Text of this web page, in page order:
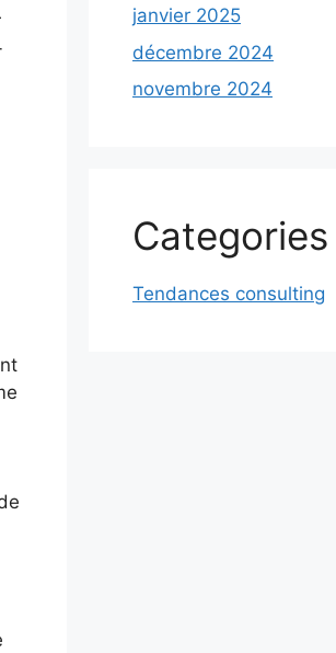
janvier 2025
décembre 2024
novembre 2024
Categories
Tendances consulting